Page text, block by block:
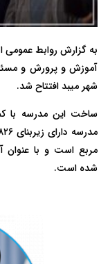
به گزارش روابط عمومی
آموزش و پرورش و
شهر میبد افتتاح شد.
ساخت این مدرسه با
مربع است و با عنوان
شده است.